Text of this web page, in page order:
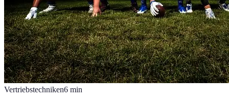
Vertriebstechniken6 min